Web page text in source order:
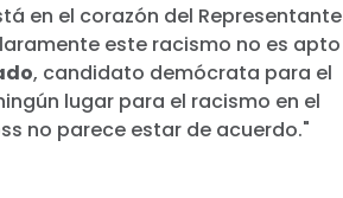
en el corazón del Representante
este racismo no es apto
, candidato demócrata para el
lugar para el racismo en el
no parece estar de acuerdo."